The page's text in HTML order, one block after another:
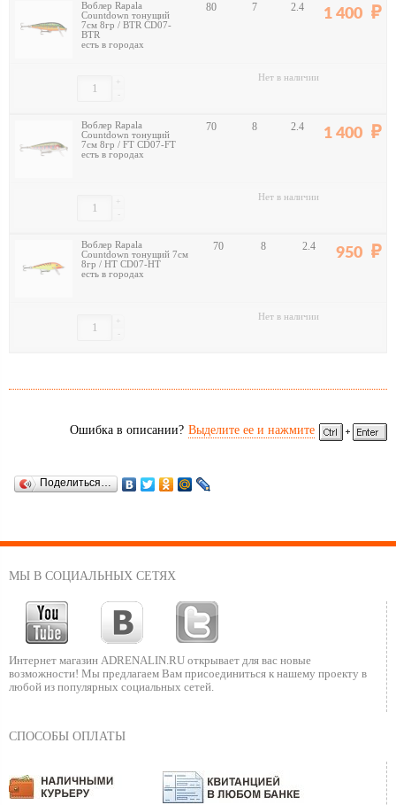
Воблер Rapala
Countdown тонущий
7см 8гр / BTR CD07-
BTR
есть в городах
80 7 2.4 1 400
-
+ Нет в наличии
Воблер Rapala
Countdown тонущий
7см 8гр / FT CD07-FT
есть в городах
70 8 2.4 1 400
-
+ Нет в наличии
Воблер Rapala
Countdown тонущий 7см
8гр / HT CD07-HT
есть в городах
70 8 2.4 950
-
+ Нет в наличии
Ошибка в описании? Выделите ее и нажмите
Поделиться…
МЫ В СОЦИАЛЬНЫХ СЕТЯХ
Интернет магазин ADRENALIN.RU открывает для вас новые
возможности! Мы предлагаем Вам присоединиться к нашему проекту в
любой из популярных социальных сетей.
СПОСОБЫ ОПЛАТЫ